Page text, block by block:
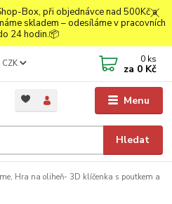
Box, při objednávce nad 500Kč a
skladem – odesíláme v pracovních
24 hodin.📦
Menu
CZK
Hledat
0 ks
za 0 Kč
Hra na oliheň- 3D klíčenka s poutkem a